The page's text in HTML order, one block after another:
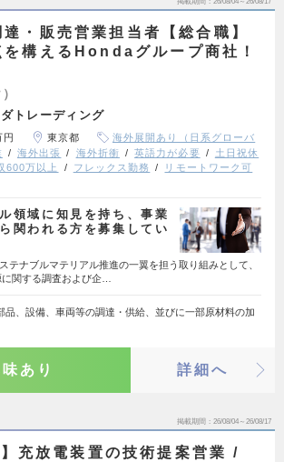
・販売営業担当者【総合職】
を構えるHondaグループ商社！
トレーディング
円 東京都
海外展開あり（日系グローバ
海外出張 海外折衝 英語力が必要
土日祝休
600万以上 フレックス勤務
リモートワーク可
領域に知見を持ち、事業
関われる方を募集してい
テナブルマテリアル推進の一翼を担う取り組みとして、
関する調査および企…
品、設備、車両等の調達・供給、並びに一部原材料の加
あり 詳細へ
掲載期間 26/08/04～26/08/17
】充放電装置の技術提案営業 /